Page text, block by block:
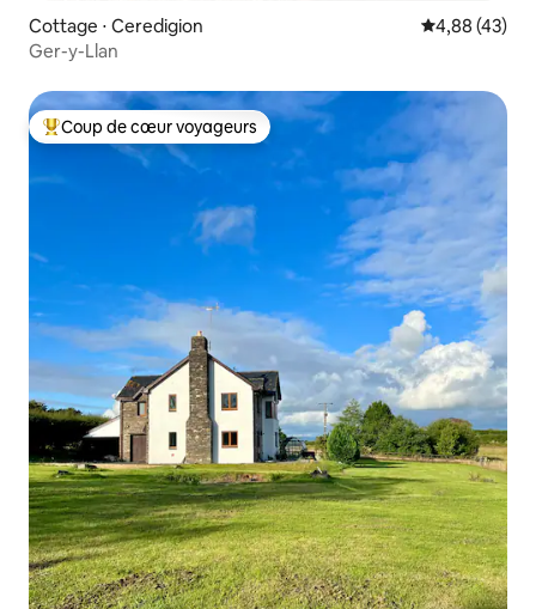
Cottage ⋅ Ceredigion Évaluation
4,88 (43)
Ger-y-Llan
Coups de cœur voyageurs les plus appréciés
Coup de cœur voyageurs